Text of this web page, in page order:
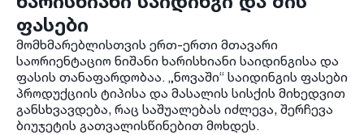
ფასები
მომხმარებლისთვის ერთ-ერთი მთავარი
საორიენტაციო ნიშანი ხარისხიანი საიდინგისა და
ფასის თანაფარდობაა. „ნოვაში“ საიდინგის ფასები
პროდუქციის ტიპისა და მასალის სისქის მიხედვით
განსხვავდება, რაც საშუალებას იძლევა, შერჩევა
ბიუჯეტის გათვალისწინებით მოხდეს.